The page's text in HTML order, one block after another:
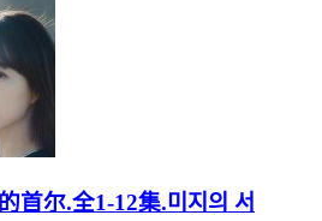
首尔.全1-12集.미지의 서